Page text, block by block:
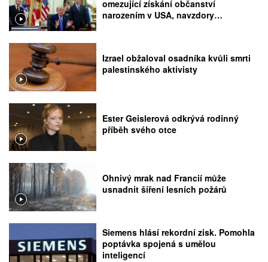
omezující získání občanství
narozením v USA, navzdory
Izrael obžaloval osadníka kvůli smrti
palestinského aktivisty
Ester Geislerová odkrývá rodinný
příběh svého otce
Ohnivý mrak nad Francií může
usnadnit šíření lesních požárů
Siemens hlásí rekordní zisk. Pomohla
poptávka spojená s umělou
inteligencí